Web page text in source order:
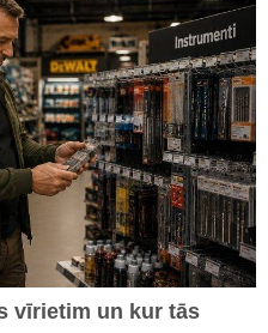
vīrietim un kur tās